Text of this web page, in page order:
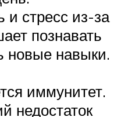
стресс из-за
познавать
новые навыки.
иммунитет.
недостаток